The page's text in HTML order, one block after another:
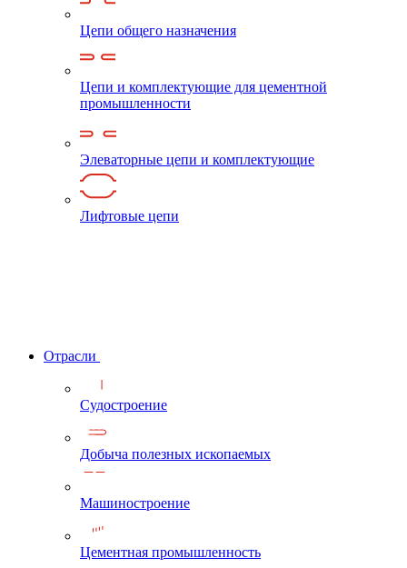
Цепи общего назначения
Цепи и комплектующие для цементной
промышленности
Элеваторные цепи и комплектующие
Лифтовые цепи
Отрасли
Судостроение
Добыча полезных ископаемых
Машиностроение
Цементная промышленность